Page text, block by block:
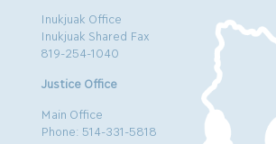
Inukjuak Office
Inukjuak Shared Fax
819-254-1040
Justice Office
Main Office
Phone: 514-331-5818